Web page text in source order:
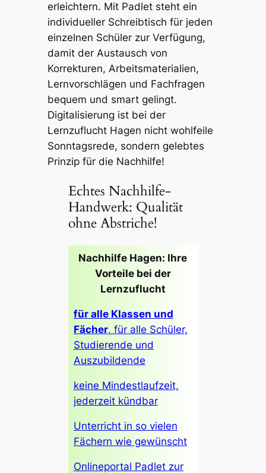
erleichtern. Mit Padlet steht ein
individueller Schreibtisch für jeden
einzelnen Schüler zur Verfügung,
damit der Austausch von
Korrekturen, Arbeitsmaterialien,
Lernvorschlägen und Fachfragen
bequem und smart gelingt.
Digitalisierung ist bei der
Lernzuflucht Hagen nicht wohlfeile
Sonntagsrede, sondern gelebtes
Prinzip für die Nachhilfe!
Echtes Nachhilfe-
Handwerk: Qualität
ohne Abstriche!
Nachhilfe Hagen: Ihre
Vorteile bei der
Lernzuflucht
für alle Klassen und
Fächer, für alle Schüler,
Studierende und
Auszubildende
keine Mindestlaufzeit,
jederzeit kündbar
Unterricht in so vielen
Fächern wie gewünscht
Onlineportal Padlet zur